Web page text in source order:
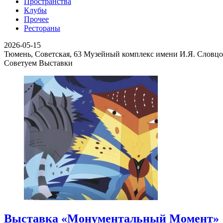
Клубы
Прочее
Рестораны
2026-05-15
Тюмень, Советская, 63 Музейный комплекс имени И.Я.
Советуем Выставки
Выставка «Монументальный Момент»